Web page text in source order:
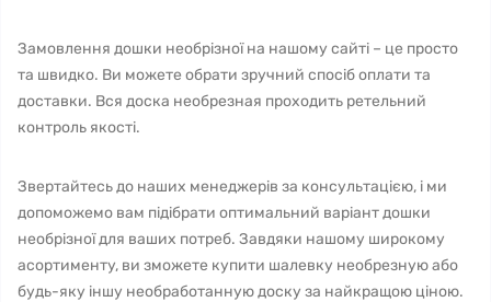
Замовлення дошки необрізної на нашому сайті – це просто
та швидко. Ви можете обрати зручний спосіб оплати та
доставки. Вся доска необрезная проходить ретельний
контроль якості.
Звертайтесь до наших менеджерів за консультацією, і ми
допоможемо вам підібрати оптимальний варіант дошки
необрізної для ваших потреб. Завдяки нашому широкому
асортименту, ви зможете купити шалевку необрезную або
будь-яку іншу необработанную доску за найкращою ціною.